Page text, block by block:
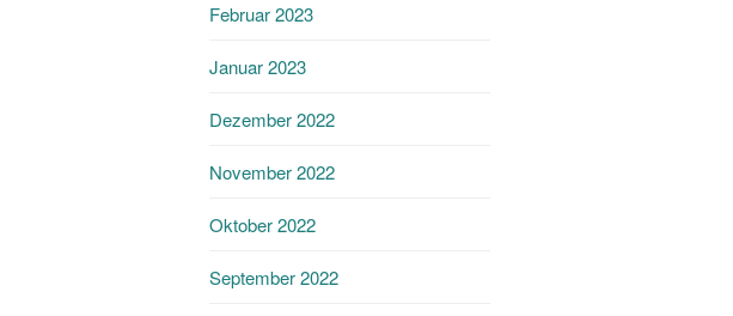
Februar 2023
Januar 2023
Dezember 2022
November 2022
Oktober 2022
September 2022